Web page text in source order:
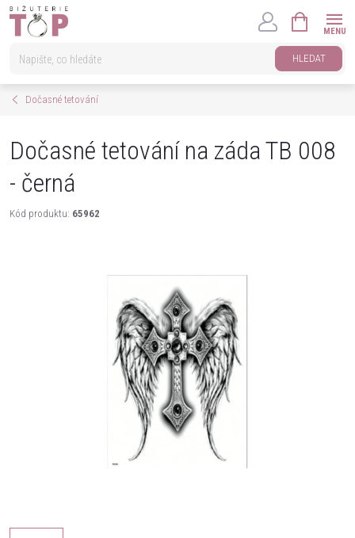
Přejít
HLEDAT
KOŠÍK
Dočasné tetování
Dočasné tetování na záda TB 008
- černá
Kód produktu: 65962